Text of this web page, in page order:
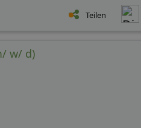
Teilen
w/ d)